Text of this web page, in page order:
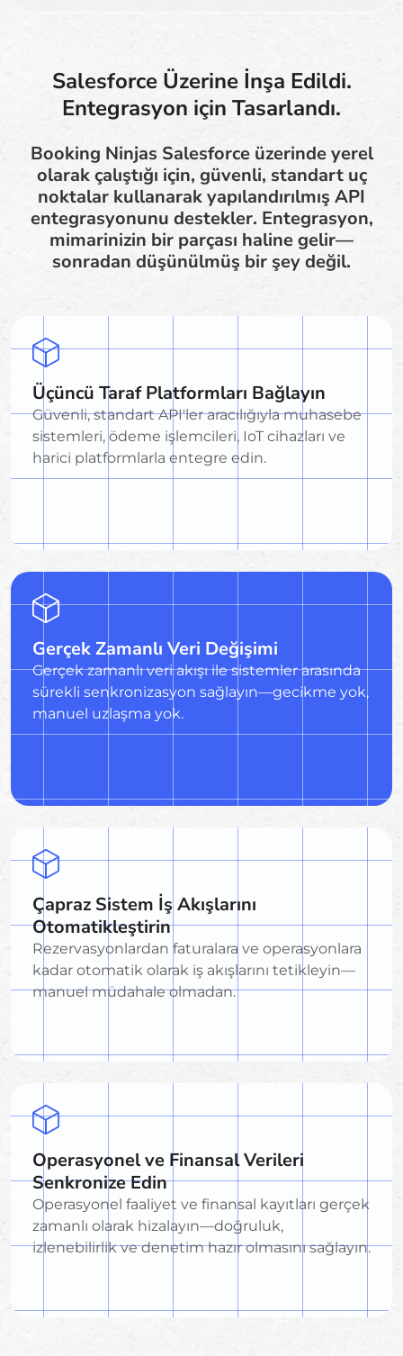
Salesforce Üzerine İnşa Edildi.
Entegrasyon için Tasarlandı.
Booking Ninjas Salesforce üzerinde yerel
olarak çalıştığı için, güvenli, standart uç
noktalar kullanarak yapılandırılmış API
entegrasyonunu destekler. Entegrasyon,
mimarinizin bir parçası haline gelir—
sonradan düşünülmüş bir şey değil.
Üçüncü Taraf Platformları Bağlayın
Güvenli, standart API'ler aracılığıyla muhasebe
sistemleri, ödeme işlemcileri, IoT cihazları ve
harici platformlarla entegre edin.
Gerçek Zamanlı Veri Değişimi
Gerçek zamanlı veri akışı ile sistemler arasında
sürekli senkronizasyon sağlayın—gecikme yok,
manuel uzlaşma yok.
Çapraz Sistem İş Akışlarını
Otomatikleştirin
Rezervasyonlardan faturalara ve operasyonlara
kadar otomatik olarak iş akışlarını tetikleyin—
manuel müdahale olmadan.
Operasyonel ve Finansal Verileri
Senkronize Edin
Operasyonel faaliyet ve finansal kayıtları gerçek
zamanlı olarak hizalayın—doğruluk,
izlenebilirlik ve denetim hazır olmasını sağlayın.